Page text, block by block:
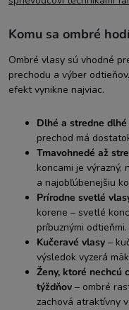
Komu sa ombré
Ombré vlasy sú vhodné
prechodu a výber
efekt vynikne najviac.
Dlhé a stredne
prechod má
Tmavohnedé až
koncami je výrazný,
a najobľúbenejšiu
Prírodne svetlé
korene – svetlé
príbuznými odtieňmi.
Kučeravé vlasy –
výsledok vyzerá
Ženy, ktoré nechcú
týždňov – ombré
zachová atraktívny